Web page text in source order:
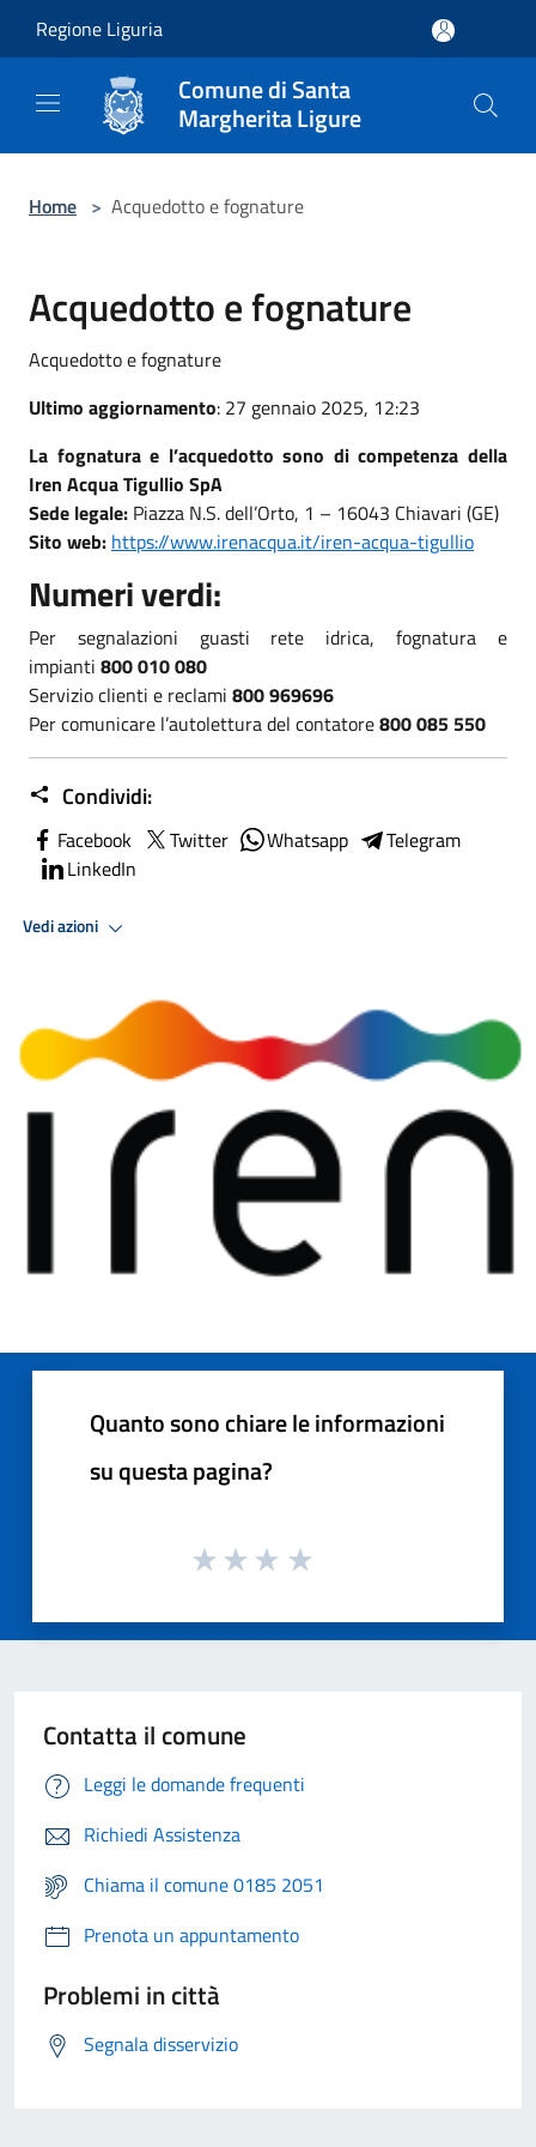
Regione Liguria
Comune di Santa
Margherita Ligure
Home > Acquedotto e fognature
Acquedotto e fognature
Acquedotto e fognature
Ultimo aggiornamento: 27 gennaio 2025, 12:23
La fognatura e l’acquedotto sono di competenza della
Iren Acqua Tigullio SpA
Sede legale: Piazza N.S. dell’Orto, 1 – 16043 Chiavari (GE)
Sito web: https://www.irenacqua.it/iren-acqua-tigullio
Numeri verdi:
Per segnalazioni guasti rete idrica, fognatura e
impianti 800 010 080
Servizio clienti e reclami 800 969696
Per comunicare l’autolettura del contatore800 085 550
Condividi:
Facebook Twitter Whatsapp
Telegram
LinkedIn
Vedi azioni
Quanto sono chiare le informazioni
su questa pagina?
Contatta il comune
Leggi le domande frequenti
Richiedi Assistenza
Chiama il comune 0185 2051
Prenota un appuntamento
Problemi in città
Segnala disservizio